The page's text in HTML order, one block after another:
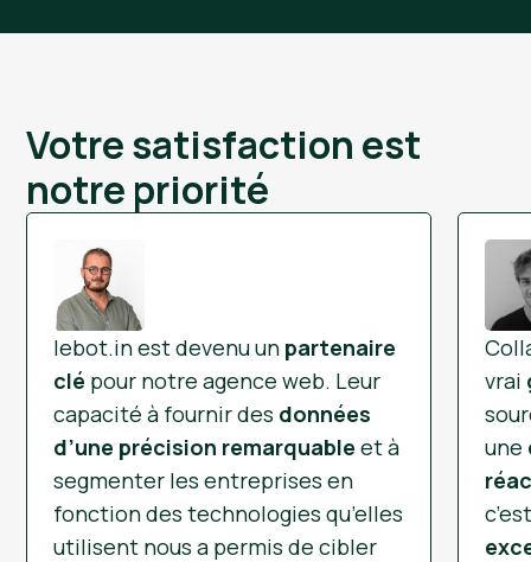
Votre satisfaction est
notre priorité
lebot.inest devenu un partenaire
clé pour notre agence web. Leur
capacité à fournir des données
d’une précision remarquable et à
segmenter les entreprises en
fonction des technologies qu’elles
utilisent nous a permis de cibler
vrai
une